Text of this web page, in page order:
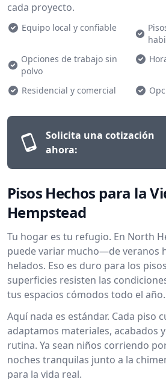
cada proyecto.
Equipo local y confiable
Opciones de trabajo sin
polvo
Residencial y comercial
Solicita una cotización
ahora:
Pisos Hechos para la
Hempstead
Tu hogar es tu refugio. En North
puede variar mucho—de veranos
helados. Eso es duro para los
superficies resisten las
tus espacios cómodos todo el año.
Aquí nada es estándar. Cada piso
adaptamos materiales, acabados
rutina. Ya sean niños corriendo
noches tranquilas junto a la
para la vida real.